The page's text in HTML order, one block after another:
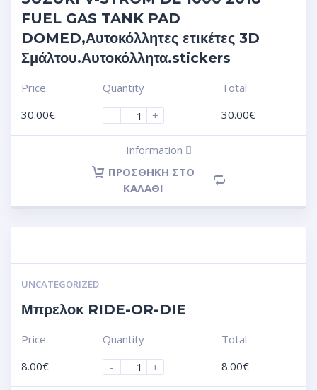
FUEL GAS TANK PAD
DOMED,Αυτοκόλλητες ετικέτες 3D
Σμάλτου.Αυτοκόλλητα.stickers
Price
30.00€
Quantity
-
+
Total
30.00€
Information
ΠΡΟΣΘΉΚΗ ΣΤΟ
ΚΑΛΆΘΙ
UNCATEGORIZED
Μπρελοκ RIDE-OR-DIE
Price
8.00€
Quantity
-
+
Total
8.00€